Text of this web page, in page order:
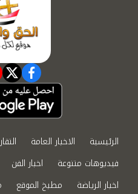
الرئيسية الاخبار العامة
فيديوهات متنوعة
اخبار الفن
اخبار الرياضة
مطبخ الموقع